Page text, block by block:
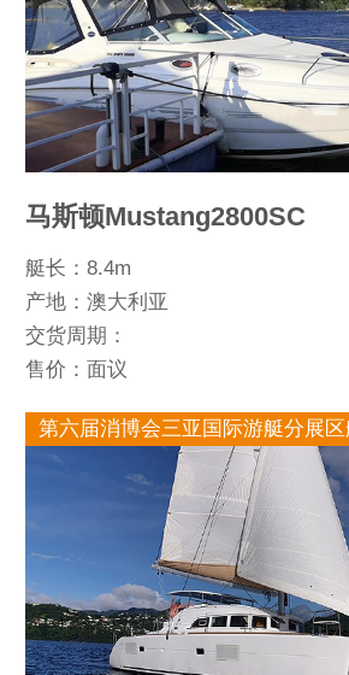
马斯顿Mustang2800SC
艇长：8.4m
产地：澳大利亚
交货周期：
售价：面议
第六届消博会三亚国际游艇分展